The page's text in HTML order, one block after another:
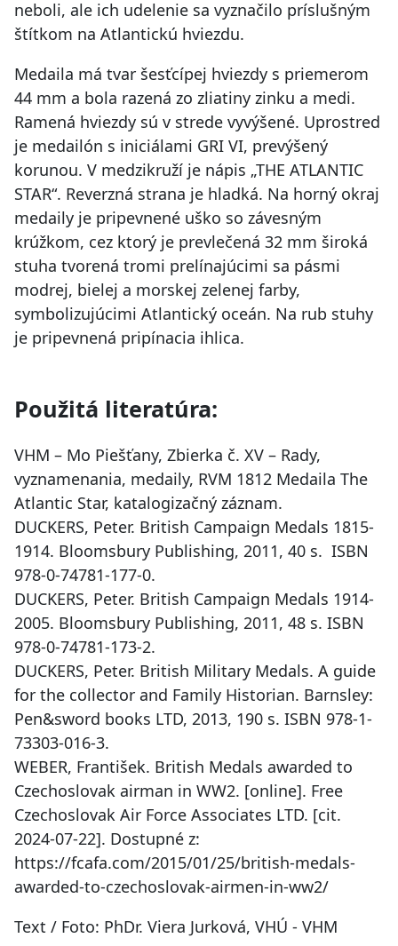
neboli, ale ich udelenie sa vyznačilo príslušným
štítkom na Atlantickú hviezdu.
Medaila má tvar šesťcípej hviezdy s priemerom
44 mm a bola razená zo zliatiny zinku a medi.
Ramená hviezdy sú v strede vyvýšené. Uprostred
je medailón s iniciálami GRI VI, prevýšený
korunou. V medzikruží je nápis „THE ATLANTIC
STAR“. Reverzná strana je hladká. Na horný okraj
medaily je pripevnené uško so závesným
krúžkom, cez ktorý je prevlečená 32 mm široká
stuha tvorená tromi prelínajúcimi sa pásmi
modrej, bielej a morskej zelenej farby,
symbolizujúcimi Atlantický oceán. Na rub stuhy
je pripevnená pripínacia ihlica.
Použitá literatúra:
VHM – Mo Piešťany, Zbierka č. XV – Rady,
vyznamenania, medaily, RVM 1812 Medaila The
Atlantic Star, katalogizačný záznam.
DUCKERS, Peter. British Campaign Medals 1815-
1914. Bloomsbury Publishing, 2011, 40 s. ISBN
978-0-74781-177-0.
DUCKERS, Peter. British Campaign Medals 1914-
2005. Bloomsbury Publishing, 2011, 48 s. ISBN
978-0-74781-173-2.
DUCKERS, Peter. British Military Medals. A guide
for the collector and Family Historian. Barnsley:
Pen&sword books LTD, 2013, 190 s. ISBN 978-1-
73303-016-3.
WEBER, František. British Medals awarded to
Czechoslovak airman in WW2. [online]. Free
Czechoslovak Air Force Associates LTD. [cit.
2024-07-22]. Dostupné z:
https://fcafa.com/2015/01/25/british-medals-
awarded-to-czechoslovak-airmen-in-ww2/
Text / Foto: PhDr. Viera Jurková, VHÚ - VHM